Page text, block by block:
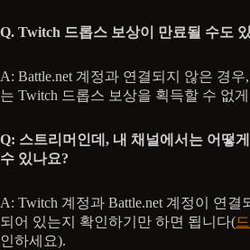
Q. Twitch 드롭스 보상이 만료될 수도
A: Battle.net 계정과 연결되지 않은 경
는 Twitch 드롭스 보상을 획득할 수 없
Q: 스트리머인데, 내 채널에서는 어떻
수 있나요?
A: Twitch 계정과 Battle.net 계정이 연결
되어 있는지 확인하기만 하면 됩니다(
인하세요).